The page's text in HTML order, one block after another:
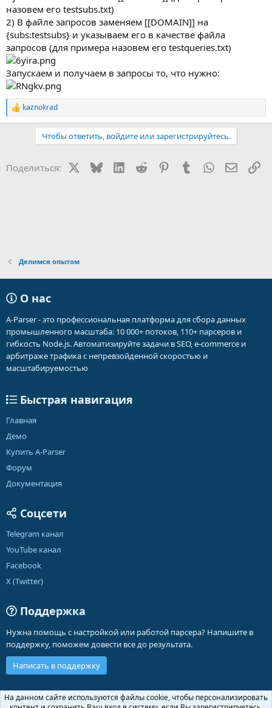
назовем его testsubs.txt)
2) В файле запросов заменяем [[DOMAIN]] на
{subs:testsubs} и указываем его в качестве файла
запросов (для примера назовем его testqueries.txt)
Запускаем и получаем в запросы то, что нужно:
Р
е
и
kaznokrad
Чтобы ответить, войдите или зарегистрируйтесь.
Поделиться: BlueskyLinkedIn
Reddit PinterestTumblr WhatsApp
Делимся опытом
О нас
A-Parser - это профессиональная платформа для сбора данных
промышленного масштаба: 10 000+ потоков, 110+ парсеров и
гибкость Node.js. Автоматизируйте задачи в SEO, e-commerce и
арбитраже трафика с непревзойденной скоростью и
масштабируемостью
Быстрая навигация
Главная
Демо
Купить A-Parser
Форум
Документация
Соцсети
Telegram канал
YouTube канал
Facebook
X (Twitter)
Поддержка
Нужна помощь с настройкой или работой парсера? Напишите в
поддержку, поможем довести все до результата.
Написать в поддержку
Russian (RU)
На данном сайте используются файлы cookie, чтобы персонализировать